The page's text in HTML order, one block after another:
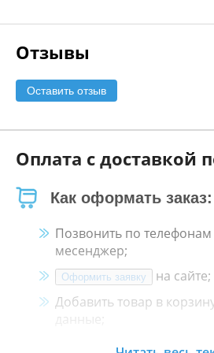
Отзывы
Оставить отзыв
Оплата с доставкой
Как оформать заказ:
Позвонить по
месенджер;
Оформить заявку
на сайте;
Добавить товар в
данные;
Менеджер свяжется с